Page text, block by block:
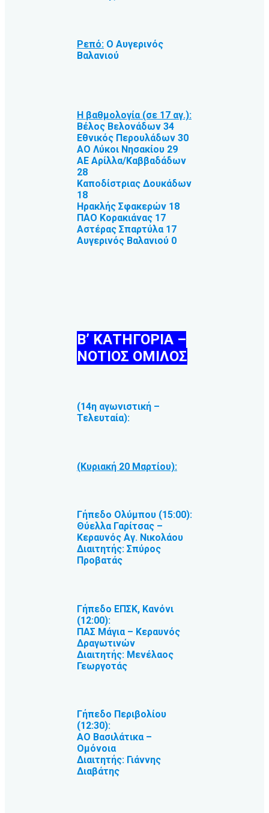
Ρεπό: Ο Αυγερινός
Βαλανιού
Η βαθμολογία (σε 17 αγ.):
Βέλος Βελονάδων 34
Εθνικός Περουλάδων 30
ΑΟ Λύκοι Νησακίου 29
ΑΕ Αρίλλα/Καββαδάδων
28
Καποδίστριας Δουκάδων
18
Ηρακλής Σφακερών 18
ΠΑΟ Κορακιάνας 17
Αστέρας Σπαρτύλα 17
Αυγερινός Βαλανιού 0
Β’ ΚΑΤΗΓΟΡΙΑ –
ΝΟΤΙΟΣ ΟΜΙΛΟΣ
(14η αγωνιστική –
Τελευταία):
(Κυριακή 20 Μαρτίου):
Γήπεδο Ολύμπου (15:00):
Θύελλα Γαρίτσας –
Κεραυνός Αγ. Νικολάου
Διαιτητής: Σπύρος
Προβατάς
Γήπεδο ΕΠΣΚ, Κανόνι
(12:00):
ΠΑΣ Μάγια – Κεραυνός
Δραγωτινών
Διαιτητής: Μενέλαος
Γεωργοτάς
Γήπεδο Περιβολίου
(12:30):
ΑΟ Βασιλάτικα –
Ομόνοια
Διαιτητής: Γιάννης
Διαβάτης